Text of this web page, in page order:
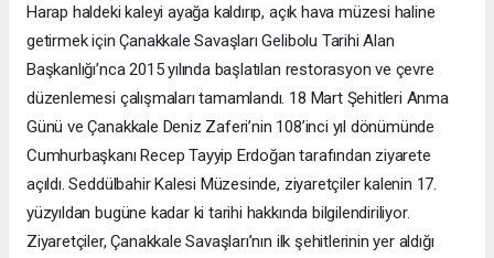
Harap haldeki kaleyi ayağa kaldırıp, açık hava müzesi haline
getirmek için Çanakkale Savaşları Gelibolu Tarihi Alan
Başkanlığı’nca 2015 yılında başlatılan restorasyon ve çevre
düzenlemesi çalışmaları tamamlandı. 18 Mart Şehitleri Anma
Günü ve Çanakkale Deniz Zaferi’nin 108’inci yıl dönümünde
Cumhurbaşkanı Recep Tayyip Erdoğan tarafından ziyarete
açıldı. Seddülbahir Kalesi Müzesinde, ziyaretçiler kalenin 17.
yüzyıldan bugüne kadar ki tarihi hakkında bilgilendiriliyor.
Ziyaretçiler, Çanakkale Savaşları’nın ilk şehitlerinin yer aldığı